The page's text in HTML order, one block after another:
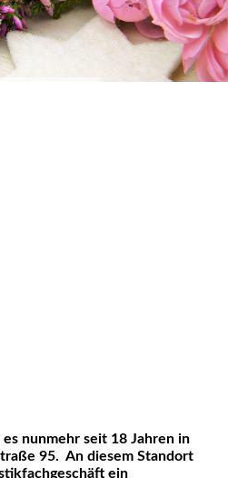
nunmehr seit 18 Jahren in
95. An diesem Standort
ein